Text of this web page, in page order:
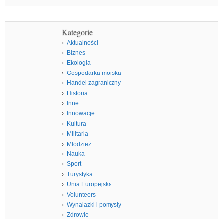
Kategorie
Aktualności
Biznes
Ekologia
Gospodarka morska
Handel zagraniczny
Historia
Inne
Innowacje
Kultura
MIlitaria
Młodzież
Nauka
Sport
Turystyka
Unia Europejska
Volunteers
Wynalazki i pomysły
Zdrowie